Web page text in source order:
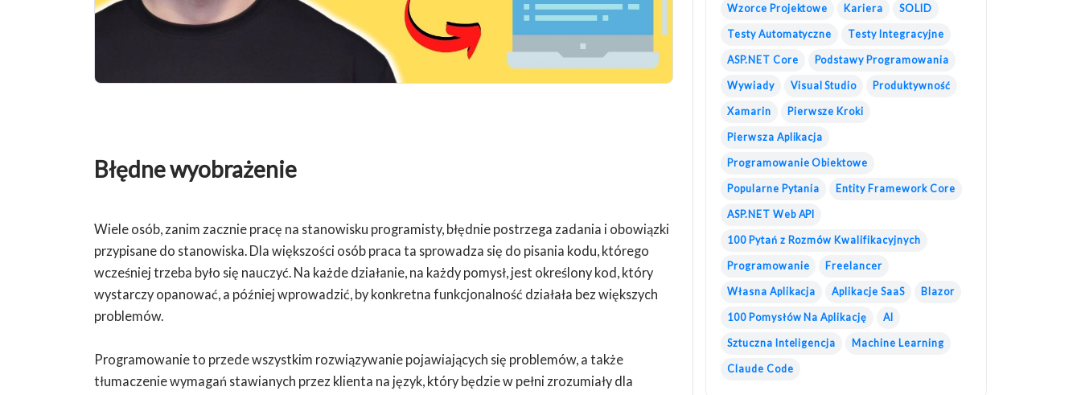
Błędne wyobrażenie
Wiele osób, zanim zacznie pracę na stanowisku programisty, błędnie postrzega zadania i obowiązki
przypisane do stanowiska. Dla większości osób praca ta sprowadza się do pisania kodu, którego
wcześniej trzeba było się nauczyć. Na każde działanie, na każdy pomysł, jest określony kod, który
wystarczy opanować, a później wprowadzić, by konkretna funkcjonalność działała bez większych
problemów.
Programowanie to przede wszystkim rozwiązywanie pojawiających się problemów, a także
tłumaczenie wymagań stawianych przez klienta na język, który będzie w pełni zrozumiały dla
Wzorce Projektowe Kariera SOLID
Testy Automatyczne Testy Integracyjne
ASP.NET Core Podstawy Programowania
Wywiady Visual Studio Produktywność
Xamarin Pierwsze Kroki
Pierwsza Aplikacja
Programowanie Obiektowe
Popularne Pytania Entity Framework Core
ASP.NET Web API
100 Pytań z Rozmów Kwalifikacyjnych
Programowanie Freelancer
Własna Aplikacja Aplikacje SaaS Blazor
100 Pomysłów Na Aplikację AI
Sztuczna Inteligencja Machine Learning
Claude Code